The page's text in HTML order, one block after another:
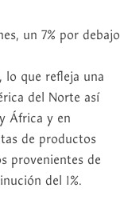
un 7% por debajo
lo que refleja una
del Norte así
África y en
de productos
provenientes de
del 1%.